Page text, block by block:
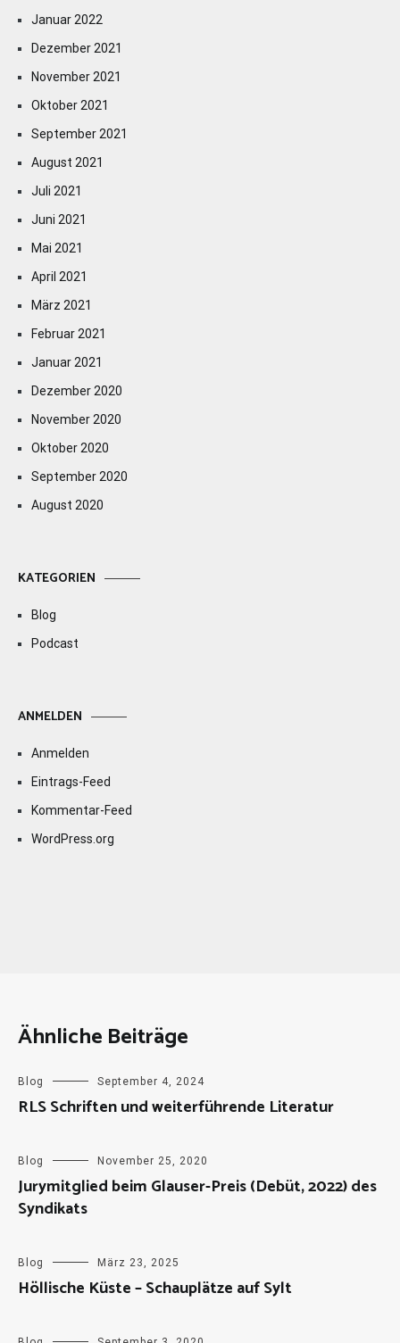
Januar 2022
Dezember 2021
November 2021
Oktober 2021
September 2021
August 2021
Juli 2021
Juni 2021
Mai 2021
April 2021
März 2021
Februar 2021
Januar 2021
Dezember 2020
November 2020
Oktober 2020
September 2020
August 2020
KATEGORIEN
Blog
Podcast
ANMELDEN
Anmelden
Eintrags-Feed
Kommentar-Feed
WordPress.org
Ähnliche Beiträge
Blog September 4, 2024
RLS Schriften und weiterführende Literatur
Blog November 25, 2020
Jurymitglied beim Glauser-Preis (Debüt, 2022) des
Syndikats
Blog März 23, 2025
Höllische Küste – Schauplätze auf Sylt